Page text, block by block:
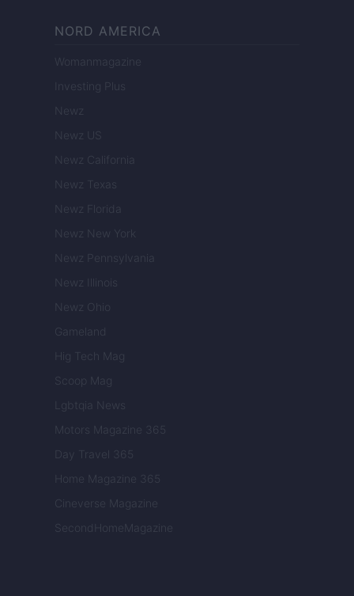
NORD AMERICA
Womanmagazine
Investing Plus
Newz
Newz US
Newz California
Newz Texas
Newz Florida
Newz New York
Newz Pennsylvania
Newz Illinois
Newz Ohio
Gameland
Hig Tech Mag
Scoop Mag
Lgbtqia News
Motors Magazine 365
Day Travel 365
Home Magazine 365
Cineverse Magazine
SecondHomeMagazine